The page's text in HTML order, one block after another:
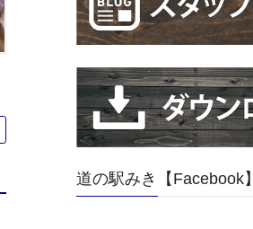
道の駅みき【Facebook】